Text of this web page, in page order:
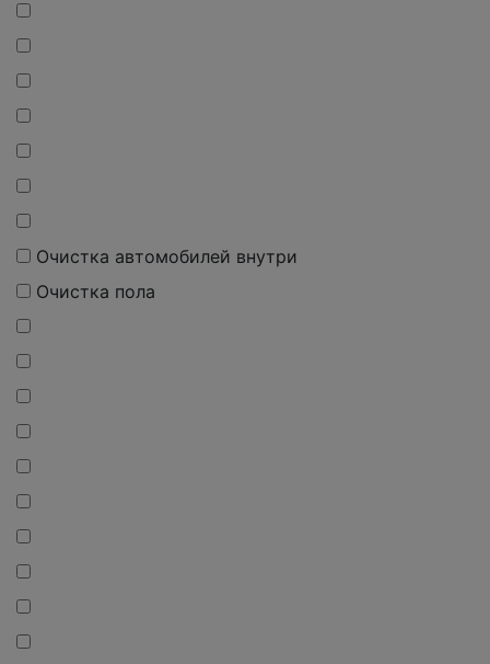
Очистка автомобилей внутри
Очистка пола